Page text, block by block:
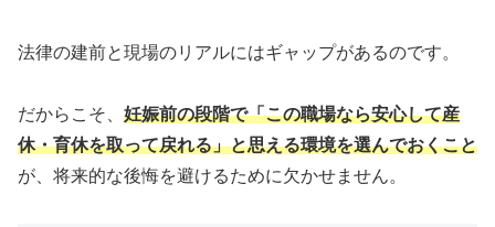
法律の建前と現場のリアルにはギャップがあるのです。
だからこそ、 妊娠前の段階で「この職場なら安心して産
休・育休を取って戻れる」と思える環境を選んでおくこと
が、将来的な後悔を避けるために欠かせません。